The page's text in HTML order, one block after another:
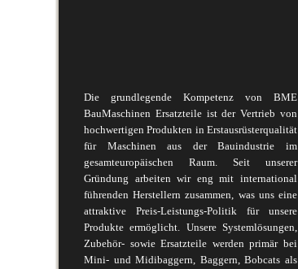
Die grundlegende Kompetenz von BME
BauMaschinen Ersatzteile ist der Vertrieb von
hochwertigen Produkten in Erstausrüsterqualität
für Maschinen aus der Bauindustrie im
gesamteuropäischen Raum. Seit unserer
Gründung arbeiten wir eng mit international
führenden Herstellern zusammen, was uns eine
attraktive Preis-Leistungs-Politik für unsere
Produkte ermöglicht. Unsere Systemlösungen,
Zubehör- sowie Ersatzteile werden primär bei
Mini- und Midibaggern, Baggern, Bobcats als